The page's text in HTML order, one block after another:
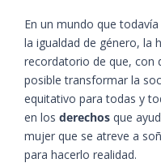
En un mundo que
la igualdad de género, la
recordatorio de que, con
posible transformar la
equitativo para todas y
en los derechos que
mujer que se atreve a
para hacerlo realidad.